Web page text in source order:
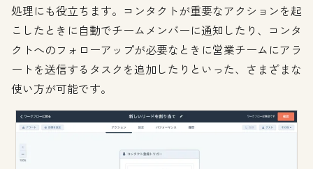
処理にも役立ちます。コンタクトが重要なアクションを起
こしたときに自動でチームメンバーに通知したり、コンタ
クトへのフォローアップが必要なときに営業チームにアラ
ートを送信するタスクを追加したりといった、さまざまな
使い方が可能です。